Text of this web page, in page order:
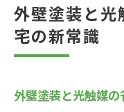
ント
外壁塗装に
外壁塗装で
外壁塗装と光
宅の新常識
外壁塗装と光触媒